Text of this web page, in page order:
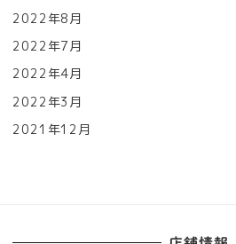
2022年8月
2022年7月
2022年4月
2022年3月
2021年12月